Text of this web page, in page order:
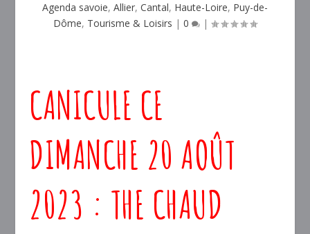
Agenda savoie, Allier, Cantal, Haute-Loire, Puy-de-
Dôme, Tourisme & Loisirs | 0 |
CANICULE CE
DIMANCHE 20 AOÛT
2023 : THE CHAUD